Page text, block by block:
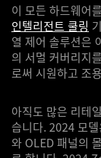
이 모든 하드웨어
인텔리전트 쿨링
열 제어 솔루션은
의 서멀 커버리지
로써 시원하고 조
아직도 많은 리테
습니다. 2024 모
와 OLED 패널의